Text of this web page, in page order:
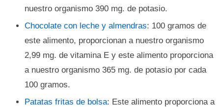
nuestro organismo 390 mg. de potasio.
Chocolate con leche y almendras: 100 gramos de
este alimento, proporcionan a nuestro organismo
2,99 mg. de vitamina E y este alimento proporciona
a nuestro organismo 365 mg. de potasio por cada
100 gramos.
Patatas fritas de bolsa: Este alimento proporciona a